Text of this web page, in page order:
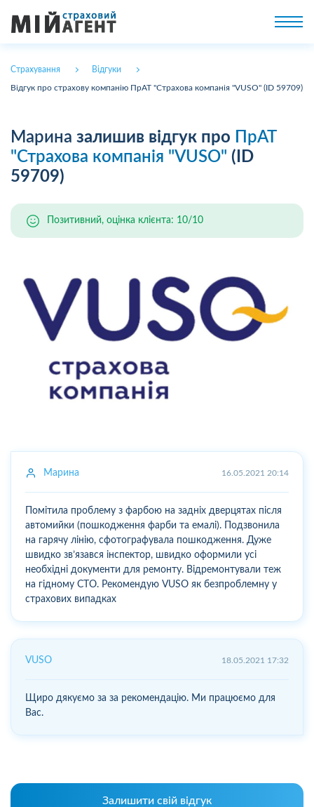
Страхування Відгуки
Відгук про страхову компанію ПрАТ "Страхова компанія "VUSO" (ID 59709)
Марина залишив відгук про
ПрАТ
"Страхова компанія "VUSO" (ID
59709)
Позитивний, оцінка клієнта: 10/10
Марина 16.05.2021 20:14
Помітила проблему з фарбою на задніх дверцятах після
автомийки (пошкодження фарби та емалі). Подзвонила
на гарячу лінію, сфотографувала пошкодження. Дуже
швидко зв’язався інспектор, швидко оформили усі
необхідні документи для ремонту. Відремонтували теж
на гідному СТО. Рекомендую VUSO як безпроблемну у
страхових випадках
VUSO 18.05.2021 17:32
Щиро дякуємо за за рекомендацію. Ми працюємо для
Вас.
Залишити свій відгук